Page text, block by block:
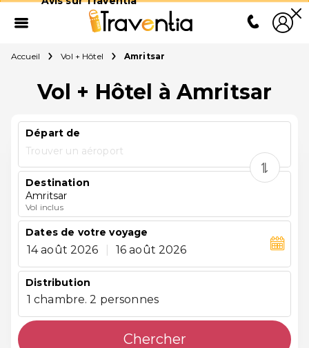
Accueil Vol + Hôtel Amritsar
Vol + Hôtel à Amritsar
Départ de
Trouver un aéroport
Destination
Amritsar
Vol inclus
Dates de votre voyage
14 août 2026 16 août 2026
Distribution
1 chambre. 2 personnes
Chercher